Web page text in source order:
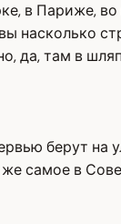
в Париже, во
насколько
да, там в
берут на
же самое в